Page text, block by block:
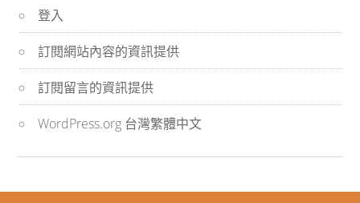
登入
訂閱網站內容的資訊提供
訂閱留言的資訊提供
WordPress.org 台灣繁體中文